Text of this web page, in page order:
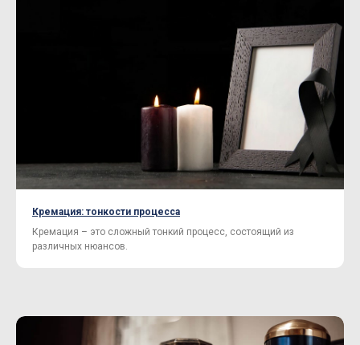
Кремация: тонкости процесса
Кремация – это сложный тонкий процесс, состоящий из
различных нюансов.